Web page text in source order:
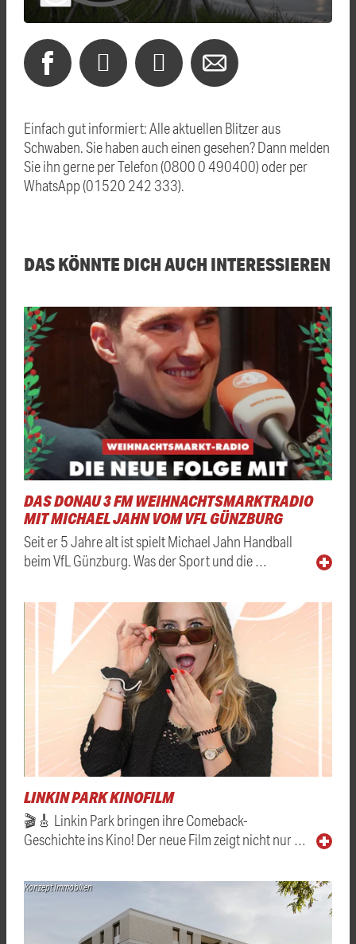
Einfach gut informiert: Alle aktuellen Blitzer aus
Schwaben. Sie haben auch einen gesehen? Dann melden
Sie ihn gerne per Telefon (0800 0 490400) oder per
WhatsApp (01520 242 333).
DAS KÖNNTE DICH AUCH INTERESSIEREN
DAS DONAU 3 FM WEIHNACHTSMARKTRADIO
MIT MICHAEL JAHN VOM VFL GÜNZBURG
Seit er 5 Jahre alt ist spielt Michael Jahn Handball
beim VfL Günzburg. Was der Sport und die …
LINKIN PARK KINOFILM
🎬🎸 Linkin Park bringen ihre Comeback-
Geschichte ins Kino! Der neue Film zeigt nicht nur …
Konzept Immobilien